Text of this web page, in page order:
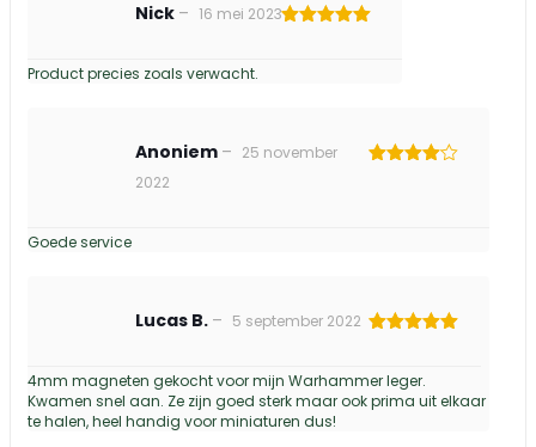
Nick – 16 mei 2023
Product precies zoals verwacht.
Anoniem – 25 november
2022
Goede service
Lucas B. – 5 september 2022
4mm magneten gekocht voor mijn Warhammer leger.
Kwamen snel aan. Ze zijn goed sterk maar ook prima uit elkaar
te halen, heel handig voor miniaturen dus!